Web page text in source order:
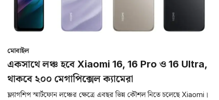
মোবাইল
একসাথে লঞ্চ হবে Xiaomi 16, 16 Pro ও 16 Ultra,
থাকবে ২০০ মেগাপিক্সেল ক্যামেরা
ফ্ল্যাগশিপ স্মার্টফোন লঞ্চের ক্ষেত্রে এবছর ভিন্ন কৌশল নিতে চলেছে Xiaomi।